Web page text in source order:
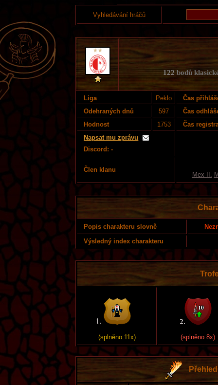
Vyhledávání hráčů
122 bodů
Liga Peklo
Čas
Odehraných dnů
597
Čas
Hodnost
1753
Čas
Napsat mu zprávu
Discord: -
Člen klanu
Mex II.
Popis charakteru slovně
Výsledný index charakteru
(splněno 11x) (splněno 8x)